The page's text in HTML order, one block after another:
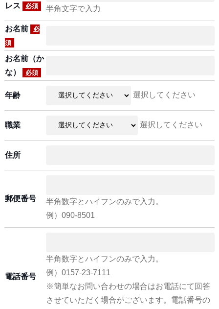
レス 必須 半角文字で入力
お名前
必
須
お名前（か
な）
必須
年齢 選択してください
職業 選択してください
住所
郵便番号
半角数字とハイフンのみで入力。
例）090-8501
電話番号
半角数字とハイフンのみで入力。
例）0157-23-7111
※簡単なお問い合わせの場合はお電話にて回答
させていただく場合がございます。電話番号の